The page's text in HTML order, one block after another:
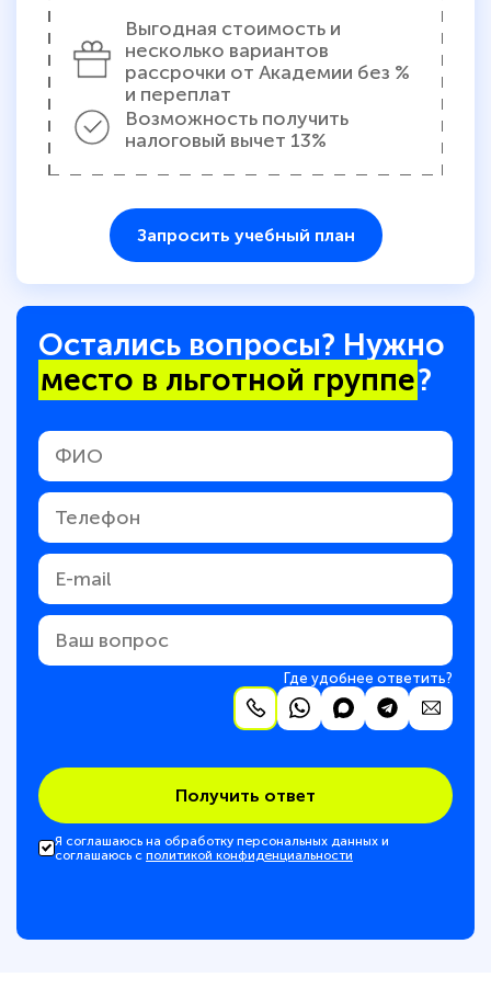
Выгодная стоимость и
несколько вариантов
рассрочки от Академии без %
и переплат
Возможность получить
налоговый вычет 13%
Запросить учебный план
Остались вопросы? Нужно
место в льготной группе?
Где удобнее ответить?
Получить ответ
Я соглашаюсь на обработку персональных данных и
соглашаюсь с политикой конфиденциальности